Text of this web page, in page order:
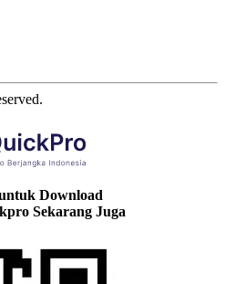
Download
Sekarang Juga